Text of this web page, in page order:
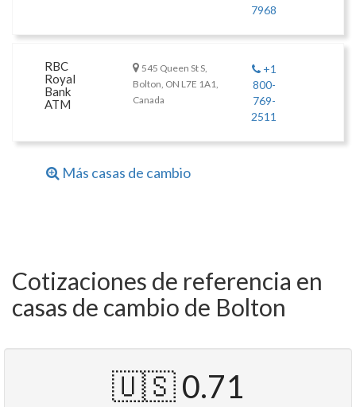
7968
RBC
Royal
Bank
ATM
545 Queen St S,
Bolton, ON L7E 1A1,
Canada
+1
800-
769-
2511
Más casas de cambio
Cotizaciones de referencia en
casas de cambio de Bolton
🇺🇸 0.71